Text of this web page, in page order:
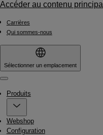
Accéder au contenu principal
Carrières
Qui sommes-nous
Sélectionner un emplacement
Produits
Webshop
Configuration